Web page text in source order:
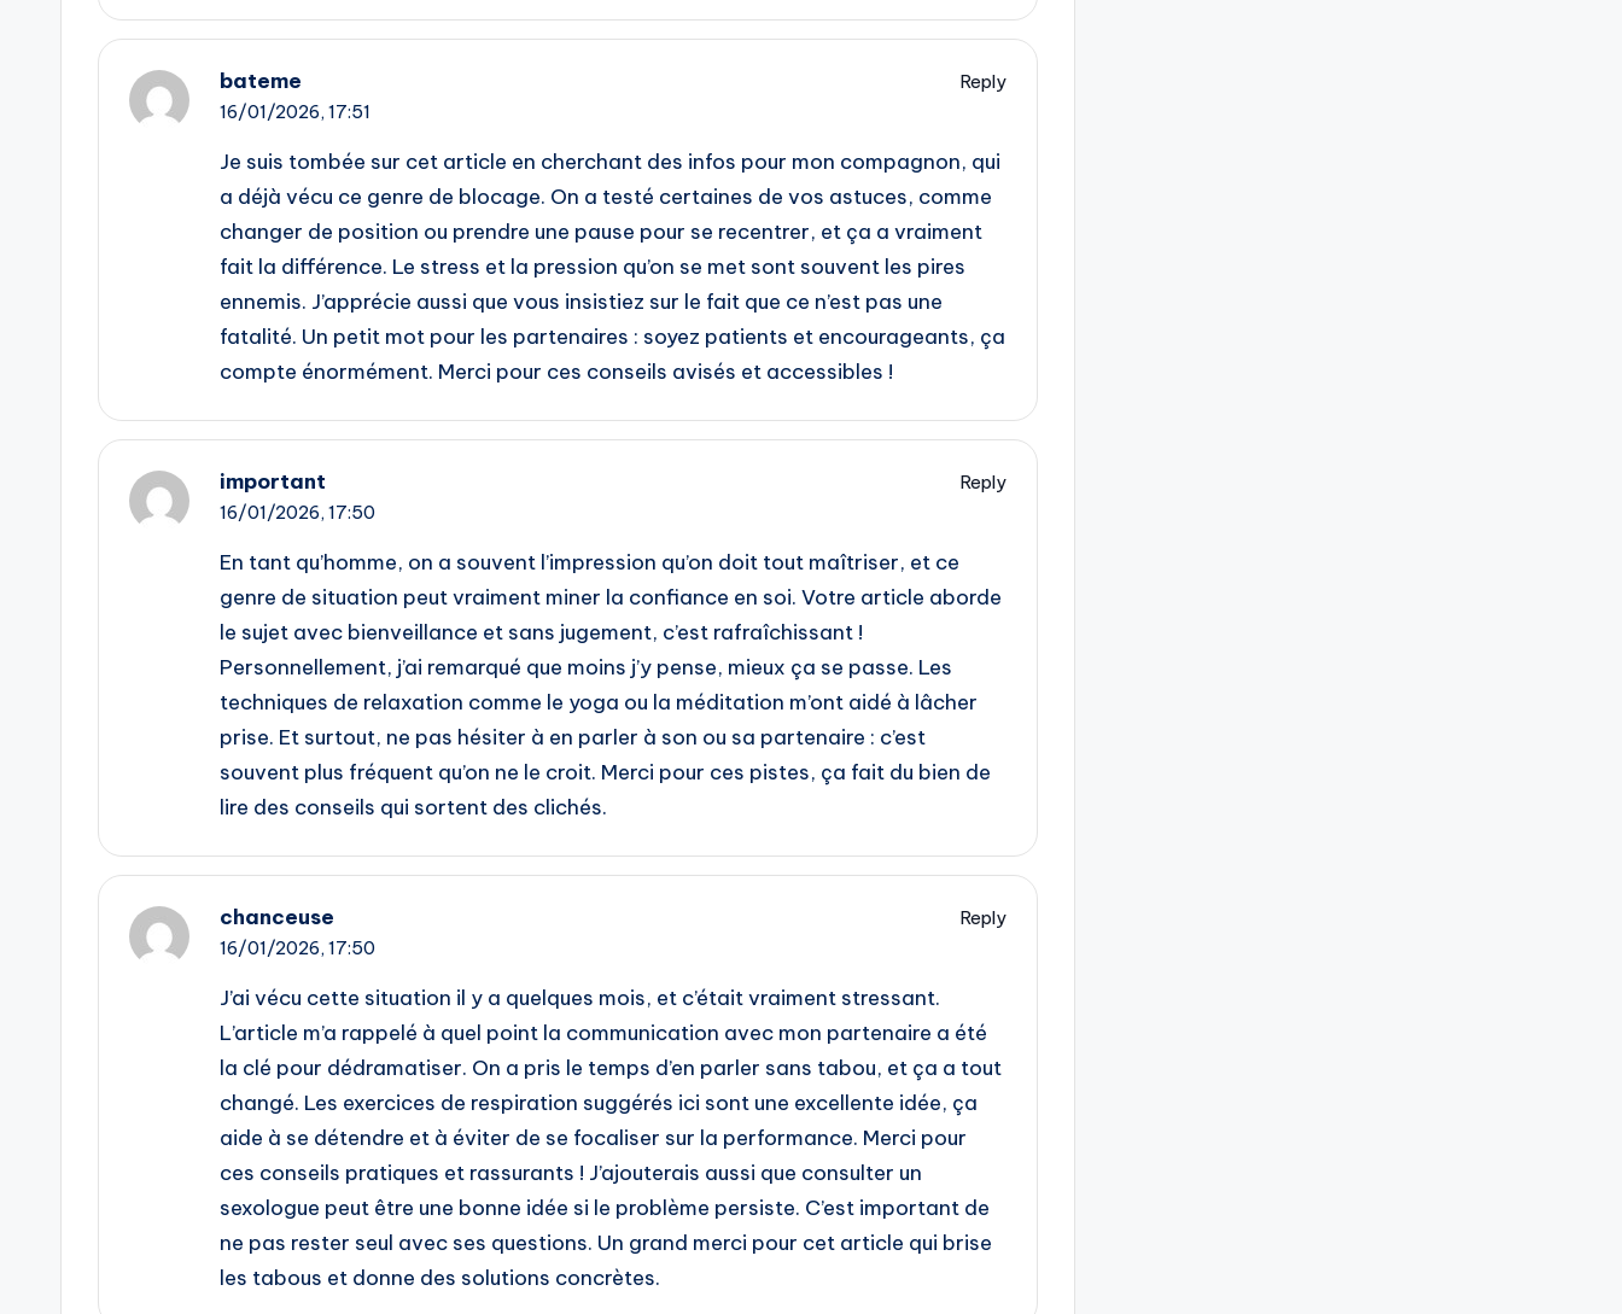
bateme
Reply
16/01/2026, 17:51
Je suis tombée sur cet article en cherchant des infos pour mon compagnon, qui
a déjà vécu ce genre de blocage. On a testé certaines de vos astuces, comme
changer de position ou prendre une pause pour se recentrer, et ça a vraiment
fait la différence. Le stress et la pression qu’on se met sont souvent les pires
ennemis. J’apprécie aussi que vous insistiez sur le fait que ce n’est pas une
fatalité. Un petit mot pour les partenaires : soyez patients et encourageants, ça
compte énormément. Merci pour ces conseils avisés et accessibles !
important
Reply
16/01/2026, 17:50
En tant qu’homme, on a souvent l’impression qu’on doit tout maîtriser, et ce
genre de situation peut vraiment miner la confiance en soi. Votre article aborde
le sujet avec bienveillance et sans jugement, c’est rafraîchissant !
Personnellement, j’ai remarqué que moins j’y pense, mieux ça se passe. Les
techniques de relaxation comme le yoga ou la méditation m’ont aidé à lâcher
prise. Et surtout, ne pas hésiter à en parler à son ou sa partenaire : c’est
souvent plus fréquent qu’on ne le croit. Merci pour ces pistes, ça fait du bien de
lire des conseils qui sortent des clichés.
chanceuse
Reply
16/01/2026, 17:50
J’ai vécu cette situation il y a quelques mois, et c’était vraiment stressant.
L’article m’a rappelé à quel point la communication avec mon partenaire a été
la clé pour dédramatiser. On a pris le temps d’en parler sans tabou, et ça a tout
changé. Les exercices de respiration suggérés ici sont une excellente idée, ça
aide à se détendre et à éviter de se focaliser sur la performance. Merci pour
ces conseils pratiques et rassurants ! J’ajouterais aussi que consulter un
sexologue peut être une bonne idée si le problème persiste. C’est important de
ne pas rester seul avec ses questions. Un grand merci pour cet article qui brise
les tabous et donne des solutions concrètes.